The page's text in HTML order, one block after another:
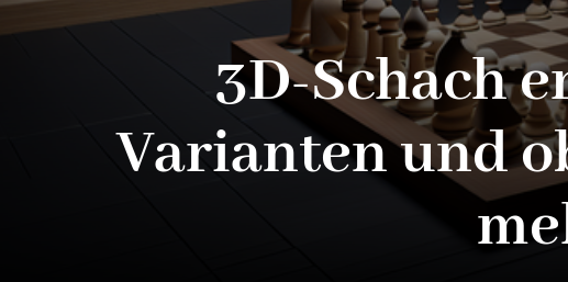
3D-Schach
Varianten und